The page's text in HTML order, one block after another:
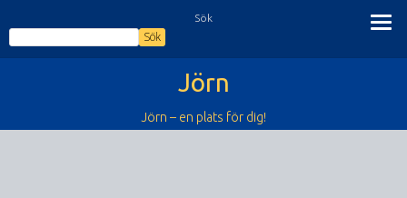
till
innehåll
Sök
Sök
Jörn
Jörn – en plats för dig!